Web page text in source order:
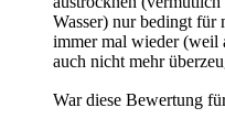
Wasser) nur bedingt für
immer mal wieder (weil
auch nicht mehr
War diese Bewertung